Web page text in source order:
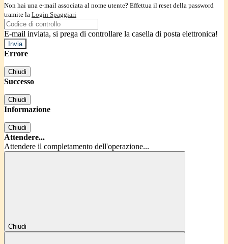
Non hai una e-mail associata al nome utente? Effettua il reset della password
tramite la Login Spaggiari
E-mail inviata, si prega di controllare la casella di posta elettronica!
Errore
Chiudi
Successo
Chiudi
Informazione
Chiudi
Attendere...
Attendere il completamento dell'operazione...
Chiudi